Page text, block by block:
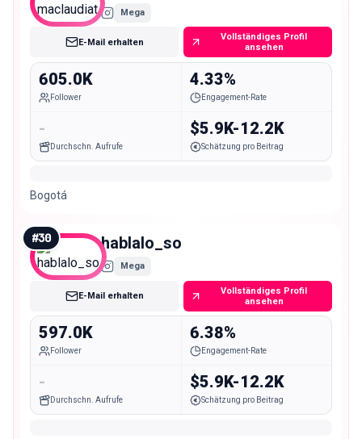
Mega
E-Mail erhalten
Vollständiges Profil
ansehen
605.0K
Follower
4.33%
Engagement-Rate
-
Durchschn. Aufrufe
$5.9K-12.2K
Schätzung pro Beitrag
Bogotá
#30 hablalo_so
Mega
E-Mail erhalten
Vollständiges Profil
ansehen
597.0K
Follower
6.38%
Engagement-Rate
-
Durchschn. Aufrufe
$5.9K-12.2K
Schätzung pro Beitrag